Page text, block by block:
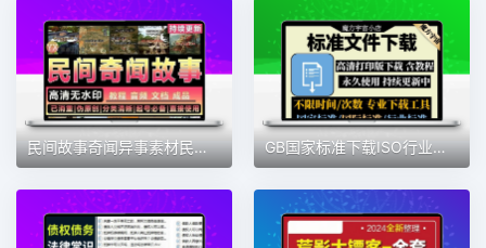
民间故事奇闻异事素材民间故事大全文案制作民间故事教程自媒体 GB国家标准下载ISO行业国际地方标准规范DIN/ASTM/IEC文件下载